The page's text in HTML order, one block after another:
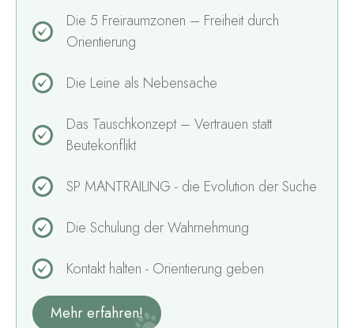
Die 5 Freiraumzonen – Freiheit durch
Orientierung
Die Leine als Nebensache
Das Tauschkonzept – Vertrauen statt
Beutekonflikt
SP MANTRAILING - die Evolution der Suche
Die Schulung der Wahrnehmung
Kontakt halten - Orientierung geben
Mehr erfahren!